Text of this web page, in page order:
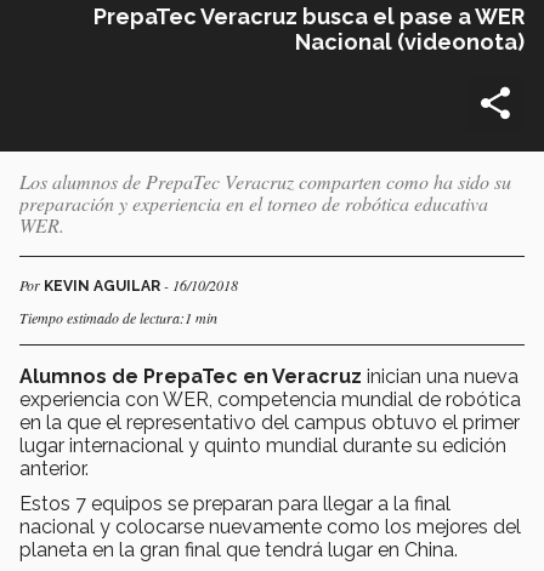
PrepaTec Veracruz busca el pase a WER
Nacional (videonota)
Los alumnos de PrepaTec Veracruz comparten como ha sido su
preparación y experiencia en el torneo de robótica educativa
WER.
Por KEVIN AGUILAR - 16/10/2018
Tiempo estimado de lectura:1 min
Alumnos de PrepaTec en Veracruz inician una nueva
experiencia con WER, competencia mundial de robótica
en la que el representativo del campus obtuvo el primer
lugar internacional y quinto mundial durante su edición
anterior.
Estos 7 equipos se preparan para llegar a la final
nacional y colocarse nuevamente como los mejores del
planeta en la gran final que tendrá lugar en China.